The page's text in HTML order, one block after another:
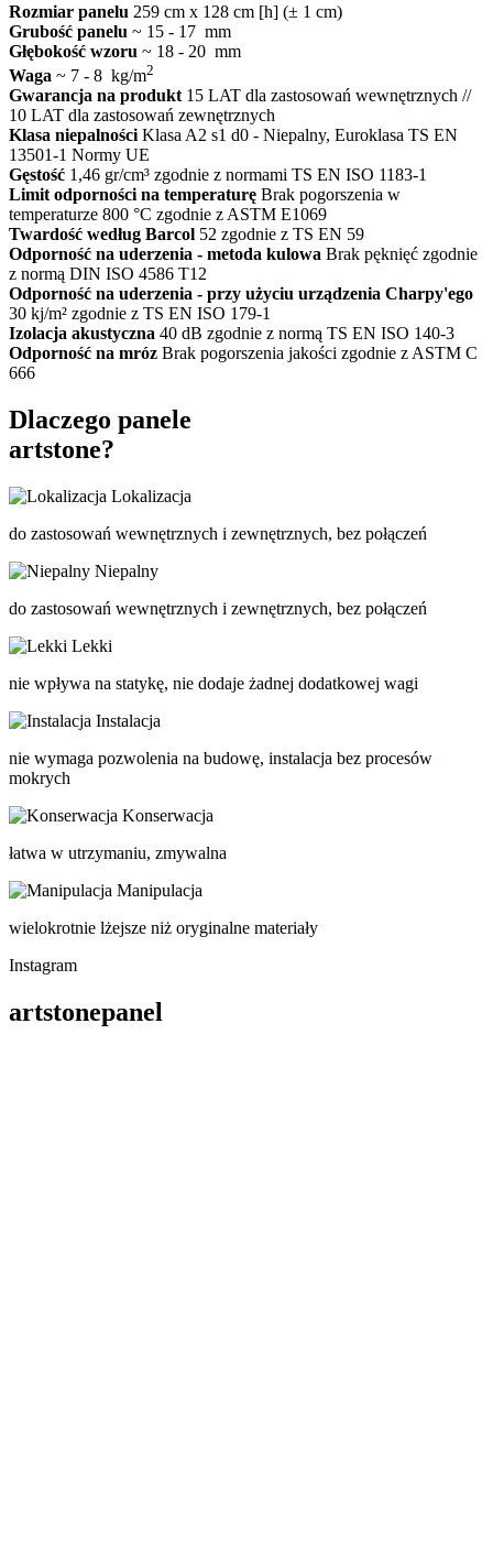
Rozmiar panelu 259 cm x 128 cm [h] (± 1 cm)
Grubość panelu ~ 15 - 17 mm
Głębokość wzoru ~ 18 - 20 mm
Waga ~ 7 - 8 kg/m2
Gwarancja na produkt 15 LAT dla zastosowań wewnętrznych //
10 LAT dla zastosowań zewnętrznych
Klasa niepalności Klasa A2 s1 d0 - Niepalny, Euroklasa TS EN
13501-1 Normy UE
Gęstość 1,46 gr/cm³ zgodnie z normami TS EN ISO 1183-1
Limit odporności na temperaturę Brak pogorszenia w
temperaturze 800 °C zgodnie z ASTM E1069
Twardość według Barcol 52 zgodnie z TS EN 59
Odporność na uderzenia - metoda kulowa Brak pęknięć zgodnie
z normą DIN ISO 4586 T12
Odporność na uderzenia - przy użyciu urządzenia Charpy'ego
30 kj/m² zgodnie z TS EN ISO 179-1
Izolacja akustyczna 40 dB zgodnie z normą TS EN ISO 140-3
Odporność na mróz Brak pogorszenia jakości zgodnie z ASTM C
666
Dlaczego panele
artstone?
Lokalizacja
do zastosowań wewnętrznych i zewnętrznych, bez połączeń
Niepalny
do zastosowań wewnętrznych i zewnętrznych, bez połączeń
Lekki
nie wpływa na statykę, nie dodaje żadnej dodatkowej wagi
Instalacja
nie wymaga pozwolenia na budowę, instalacja bez procesów
mokrych
Konserwacja
łatwa w utrzymaniu, zmywalna
Manipulacja
wielokrotnie lżejsze niż oryginalne materiały
Instagram
artstonepanel